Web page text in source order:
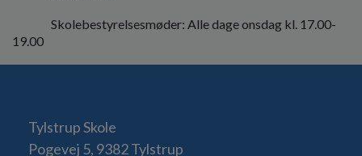
Skolebestyrelsesmøder: Alle dage onsdag kl. 17.00-
19.00
Tylstrup Skole
Pogevej 5, 9382 Tylstrup